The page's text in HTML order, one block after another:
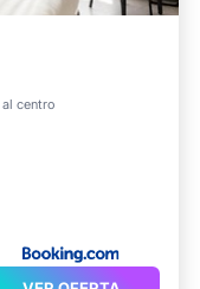
al centro